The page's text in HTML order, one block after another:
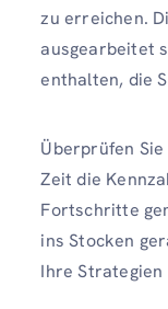
zu erreichen.
ausgearbeitet
enthalten, die
Überprüfen
Zeit die
Fortschritte
ins Stocken
Ihre